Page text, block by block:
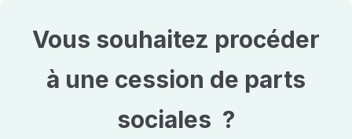
Vous souhaitez procéder
à une cession de parts
sociales ?